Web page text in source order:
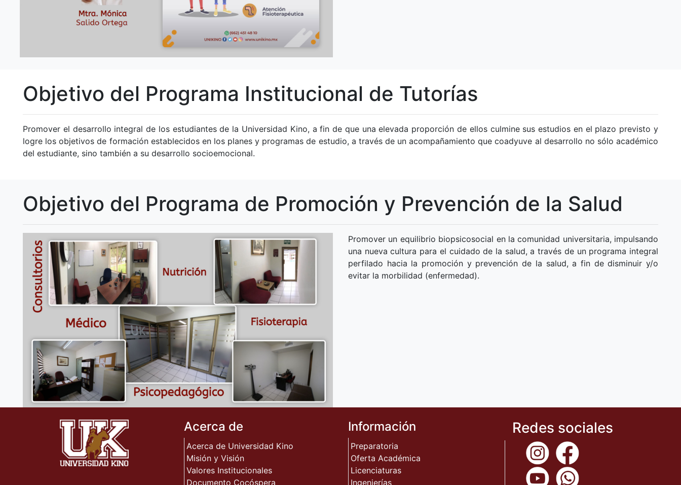
Objetivo del Programa Institucional de Tutorías
Promover el desarrollo integral de los estudiantes de la Universidad Kino, a fin de que una elevada proporción de ellos culmine sus estudios en el plazo previsto y
logre los objetivos de formación establecidos en los planes y programas de estudio, a través de un acompañamiento que coadyuve al desarrollo no sólo académico
del estudiante, sino también a su desarrollo socioemocional.
Objetivo del Programa de Promoción y Prevención de la Salud
Promover un equilibrio biopsicosocial en la comunidad universitaria, impulsando
una nueva cultura para el cuidado de la salud, a través de un programa integral
perfilado hacia la promoción y prevención de la salud, a fin de disminuir y/o
evitar la morbilidad (enfermedad).
Acerca de
Acerca de Universidad Kino
Misión y Visión
Valores Institucionales
Documento Cocóspera
Información
Preparatoria
Oferta Académica
Licenciaturas
Ingenierías
Redes sociales